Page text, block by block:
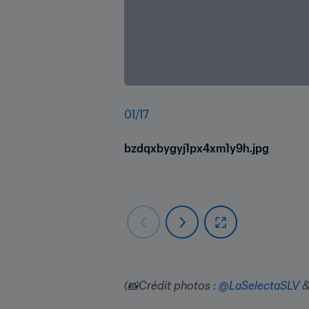
01/17
bzdqxbygyj1px4xm1y9h.jpg
(📸Crédit photos : @LaSelectaSLV &